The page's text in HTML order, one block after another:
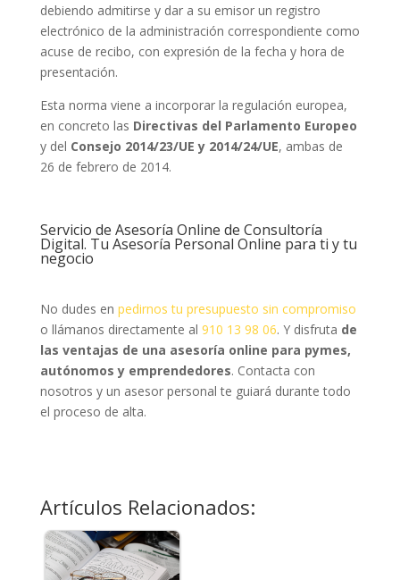
debiendo admitirse y dar a su emisor un registro
electrónico de la administración correspondiente como
acuse de recibo, con expresión de la fecha y hora de
presentación.
Esta norma viene a incorporar la regulación europea,
en concreto las Directivas del Parlamento Europeo
y del Consejo 2014/23/UE y 2014/24/UE, ambas de
26 de febrero de 2014.
Servicio de Asesoría Online de Consultoría
Digital. Tu Asesoría Personal Online para ti y tu
negocio
No dudes en pedirnos tu presupuesto sin compromiso
o llámanos directamente al 910 13 98 06. Y disfruta de
las ventajas de una asesoría online para pymes,
autónomos y emprendedores. Contacta con
nosotros y un asesor personal te guiará durante todo
el proceso de alta.
Artículos Relacionados: